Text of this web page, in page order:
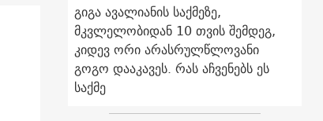
გიგა ავალიანის საქმეზე,
მკვლელობიდან 10 თვის შემდეგ,
კიდევ ორი არასრულწლოვანი
გოგო დააკავეს. რას აჩვენებს ეს
საქმე